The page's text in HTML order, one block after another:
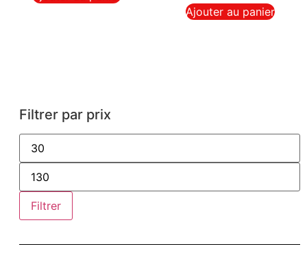
Ajouter au panier
Filtrer par prix
Filtrer